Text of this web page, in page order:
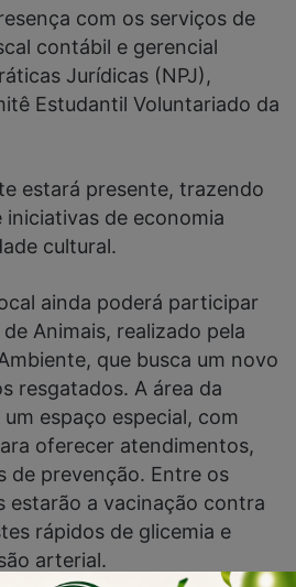
com os serviços de
contábil e gerencial
Jurídicas (NPJ),
Estudantil Voluntariado da
estará presente, trazendo
de economia
cultural.
ainda poderá participar
Animais, realizado pela
que busca um novo
resgatados. A área da
espaço especial, com
oferecer atendimentos,
de prevenção. Entre os
estarão a vacinação contra
rápidos de glicemia e
arterial.